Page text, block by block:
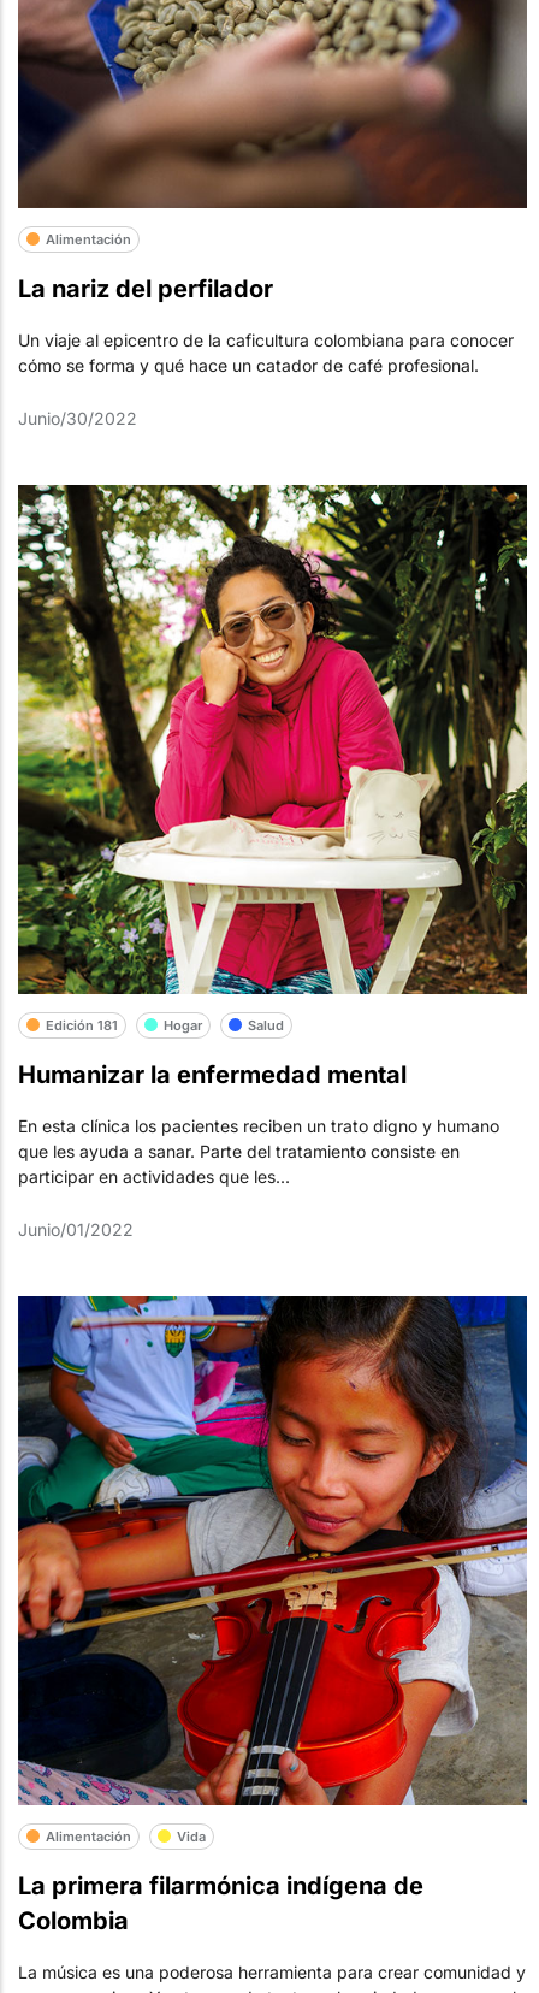
Alimentación
La nariz del perfilador
Un viaje al epicentro de la caficultura colombiana para conocer
cómo se forma y qué hace un catador de café profesional.
Junio/30/2022
Edición 181 Hogar Salud
Humanizar la enfermedad mental
En esta clínica los pacientes reciben un trato digno y humano
que les ayuda a sanar. Parte del tratamiento consiste en
participar en actividades que les...
Junio/01/2022
Alimentación Vida
La primera filarmónica indígena de
Colombia
La música es una poderosa herramienta para crear comunidad y